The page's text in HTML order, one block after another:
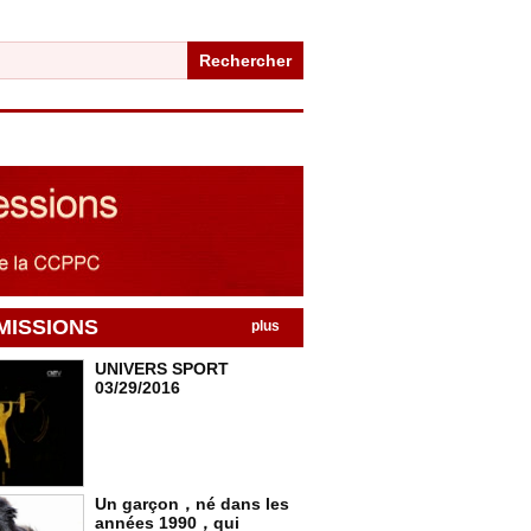
Rechercher
plus
UNIVERS SPORT
03/29/2016
Un garçon，né dans les
années 1990，qui